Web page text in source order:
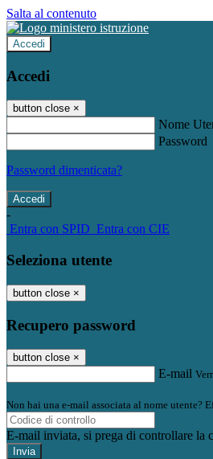
Salta al contenuto
Accedi
Accedi
button close ×
Nome
Password
Password dimenticata?
-
Entra con SPID Entra con CIE
Seleziona utente
button close ×
Recupero password
button close ×
E-mail
Non hai una e-mail associata al nome utente?
E-mail inviata, si prega di controllare la